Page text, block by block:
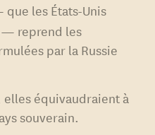
les États-Unis
— reprend les
par la Russie
équivaudraient à
souverain.